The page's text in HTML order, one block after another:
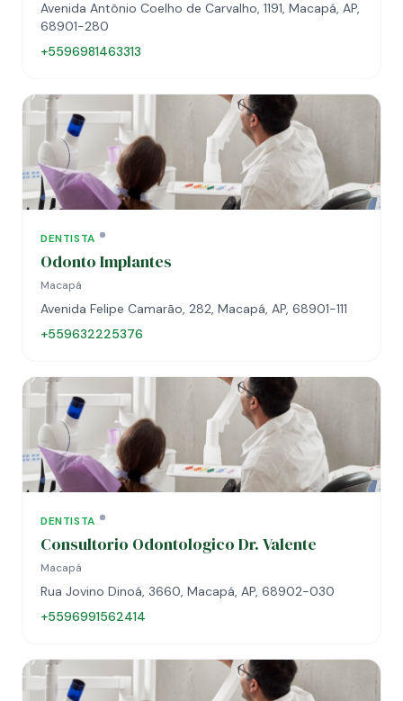
Avenida Antônio Coelho de Carvalho, 1191, Macapá, AP,
68901-280
+5596981463313
DENTISTA
Odonto Implantes
Macapá
Avenida Felipe Camarão, 282, Macapá, AP, 68901-111
+559632225376
DENTISTA
Consultorio Odontologico Dr. Valente
Macapá
Rua Jovino Dinoá, 3660, Macapá, AP, 68902-030
+5596991562414